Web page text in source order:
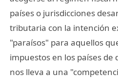
países o jurisdicciones
tributaria con la intención
"paraísos" para aquellos
impuestos en los países de
nos lleva a una